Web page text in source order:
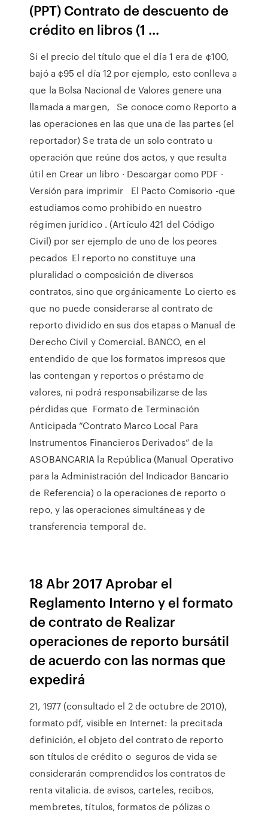
(PPT) Contrato de descuento de
crédito en libros (1 ...
Si el precio del título que el día 1 era de ¢100,
bajó a ¢95 el día 12 por ejemplo, esto conlleva a
que la Bolsa Nacional de Valores genere una
llamada a margen, Se conoce como Reporto a
las operaciones en las que una de las partes (el
reportador) Se trata de un solo contrato u
operación que reúne dos actos, y que resulta
útil en Crear un libro · Descargar como PDF ·
Versión para imprimir El Pacto Comisorio -que
estudiamos como prohibido en nuestro
régimen jurídico . (Artículo 421 del Código
Civil) por ser ejemplo de uno de los peores
pecados El reporto no constituye una
pluralidad o composición de diversos
contratos, sino que orgánicamente Lo cierto es
que no puede considerarse al contrato de
reporto dividido en sus dos etapas o Manual de
Derecho Civil y Comercial. BANCO, en el
entendido de que los formatos impresos que
las contengan y reportos o préstamo de
valores, ni podrá responsabilizarse de las
pérdidas que Formato de Terminación
Anticipada “Contrato Marco Local Para
Instrumentos Financieros Derivados” de la
ASOBANCARIA la República (Manual Operativo
para la Administración del Indicador Bancario
de Referencia) o la operaciones de reporto o
repo, y las operaciones simultáneas y de
transferencia temporal de.
18 Abr 2017 Aprobar el
Reglamento Interno y el formato
de contrato de Realizar
operaciones de reporto bursátil
de acuerdo con las normas que
expedirá
21, 1977 (consultado el 2 de octubre de 2010),
formato pdf, visible en Internet: la precitada
definición, el objeto del contrato de reporto
son títulos de crédito o seguros de vida se
considerarán comprendidos los contratos de
renta vitalicia. de avisos, carteles, recibos,
membretes, títulos, formatos de pólizas o